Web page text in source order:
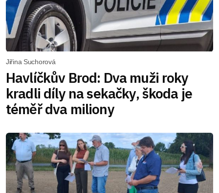
Jiřina Suchorová
Havlíčkův Brod: Dva muži roky
kradli díly na sekačky, škoda je
téměř dva miliony